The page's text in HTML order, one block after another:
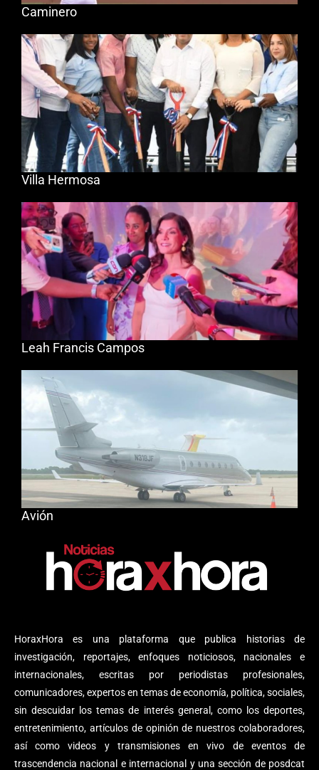
HoraxHora es una plataforma que publica historias de
investigación, reportajes, enfoques noticiosos, nacionales e
internacionales, escritas por periodistas profesionales,
comunicadores, expertos en temas de economía, política, sociales,
sin descuidar los temas de interés general, como los deportes,
entretenimiento, artículos de opinión de nuestros colaboradores,
así como videos y transmisiones en vivo de eventos de
trascendencia nacional e internacional y una sección de posdcat
Caminero
Villa Hermosa
Leah Francis Campos
Avión